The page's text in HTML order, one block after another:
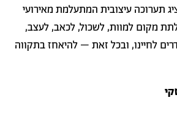
תערוכה עיצובית המתעלמת מאירועי
מקום למוות, לשכול, לכאב, לעצב,
לחיינו, ובכל זאת – להיאחז בתקווה